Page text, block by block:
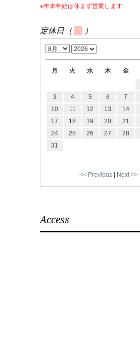
※年末年始は休まず営業します
定休日（ ）
月 火 水 木 金
<< Previous| Next >>
3
4 5 6 7
10
11 12 13 14
17
18 19 20 21
24
25 26 27 28
31
Access